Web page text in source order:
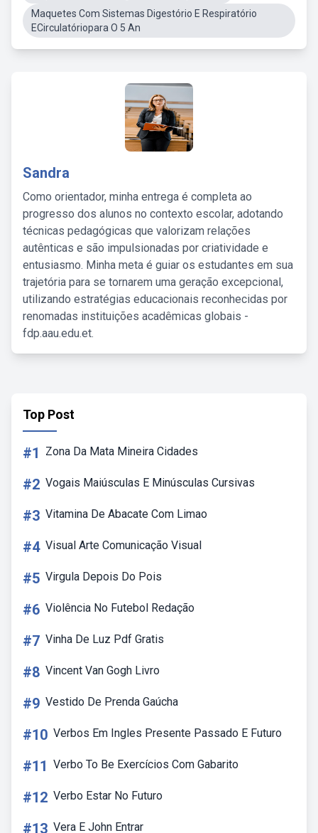
Maquetes Com Sistemas Digestório E Respiratório
ECirculatóriopara O 5 An
Sandra
Como orientador, minha entrega é completa ao
progresso dos alunos no contexto escolar, adotando
técnicas pedagógicas que valorizam relações
autênticas e são impulsionadas por criatividade e
entusiasmo. Minha meta é guiar os estudantes em sua
trajetória para se tornarem uma geração excepcional,
utilizando estratégias educacionais reconhecidas por
renomadas instituições acadêmicas globais -
fdp.aau.edu.et.
Top Post
#1 Zona Da Mata Mineira Cidades
#2 Vogais Maiúsculas E Minúsculas Cursivas
#3 Vitamina De Abacate Com Limao
#4 Visual Arte Comunicação Visual
#5 Virgula Depois Do Pois
#6 Violência No Futebol Redação
#7 Vinha De Luz Pdf Gratis
#8 Vincent Van Gogh Livro
#9 Vestido De Prenda Gaúcha
#10 Verbos Em Ingles Presente Passado E Futuro
#11 Verbo To Be Exercícios Com Gabarito
#12 Verbo Estar No Futuro
#13 Vera E John Entrar